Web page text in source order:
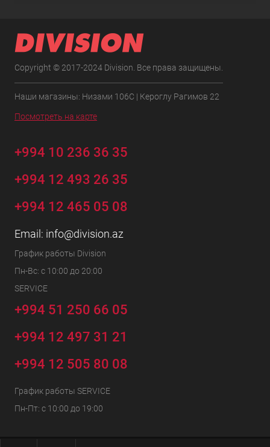
Copyright © 2017-2024 Division. Все права защищены.
Наши магазины: Низами 106C | Кероглу Рагимов 22
Посмотреть на карте
+994 10 236 36 35
+994 12 493 26 35
+994 12 465 05 08
Email: info@division.az
График работы Division
Пн-Вс: с 10:00 до 20:00
SERVICE
+994 51 250 66 05
+994 12 497 31 21
+994 12 505 80 08
График работы SERVICE
Пн-Пт: с 10:00 до 19:00